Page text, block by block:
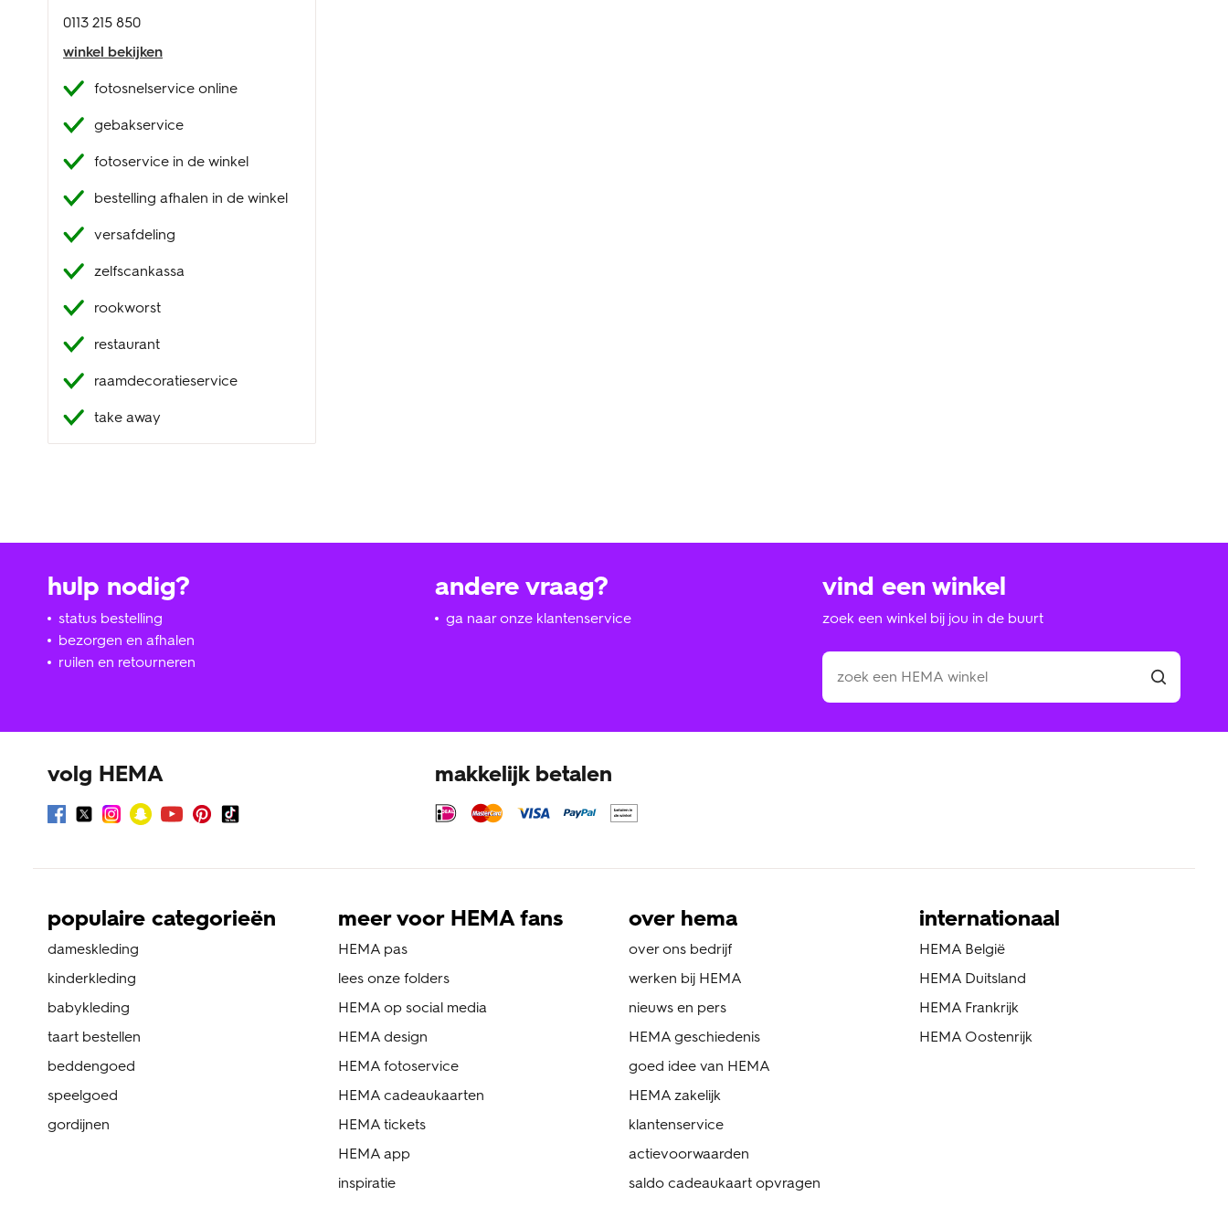
0113 215 850
winkel bekijken
fotosnelservice online
gebakservice
fotoservice in de winkel
bestelling afhalen in de winkel
versafdeling
zelfscankassa
rookworst
restaurant
raamdecoratieservice
take away
hulp nodig?
status bestelling
bezorgen en afhalen
ruilen en retourneren
andere vraag?
ga naar onze klantenservice
vind een winkel
zoek een winkel bij jou in de buurt
volg HEMA makkelijk betalen
populaire categorieën
dameskleding
kinderkleding
babykleding
taart bestellen
beddengoed
speelgoed
gordijnen
meer voor HEMA fans
HEMA pas
lees onze folders
HEMA op social media
HEMA design
HEMA fotoservice
HEMA cadeaukaarten
HEMA tickets
HEMA app
inspiratie
over hema
over ons bedrijf
werken bij HEMA
nieuws en pers
HEMA geschiedenis
goed idee van HEMA
HEMA zakelijk
klantenservice
actievoorwaarden
saldo cadeaukaart opvragen
internationaal
HEMA België
HEMA Duitsland
HEMA Frankrijk
HEMA Oostenrijk